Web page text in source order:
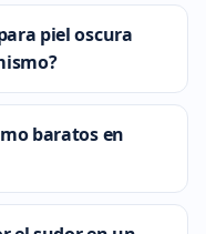
piel oscura
baratos en